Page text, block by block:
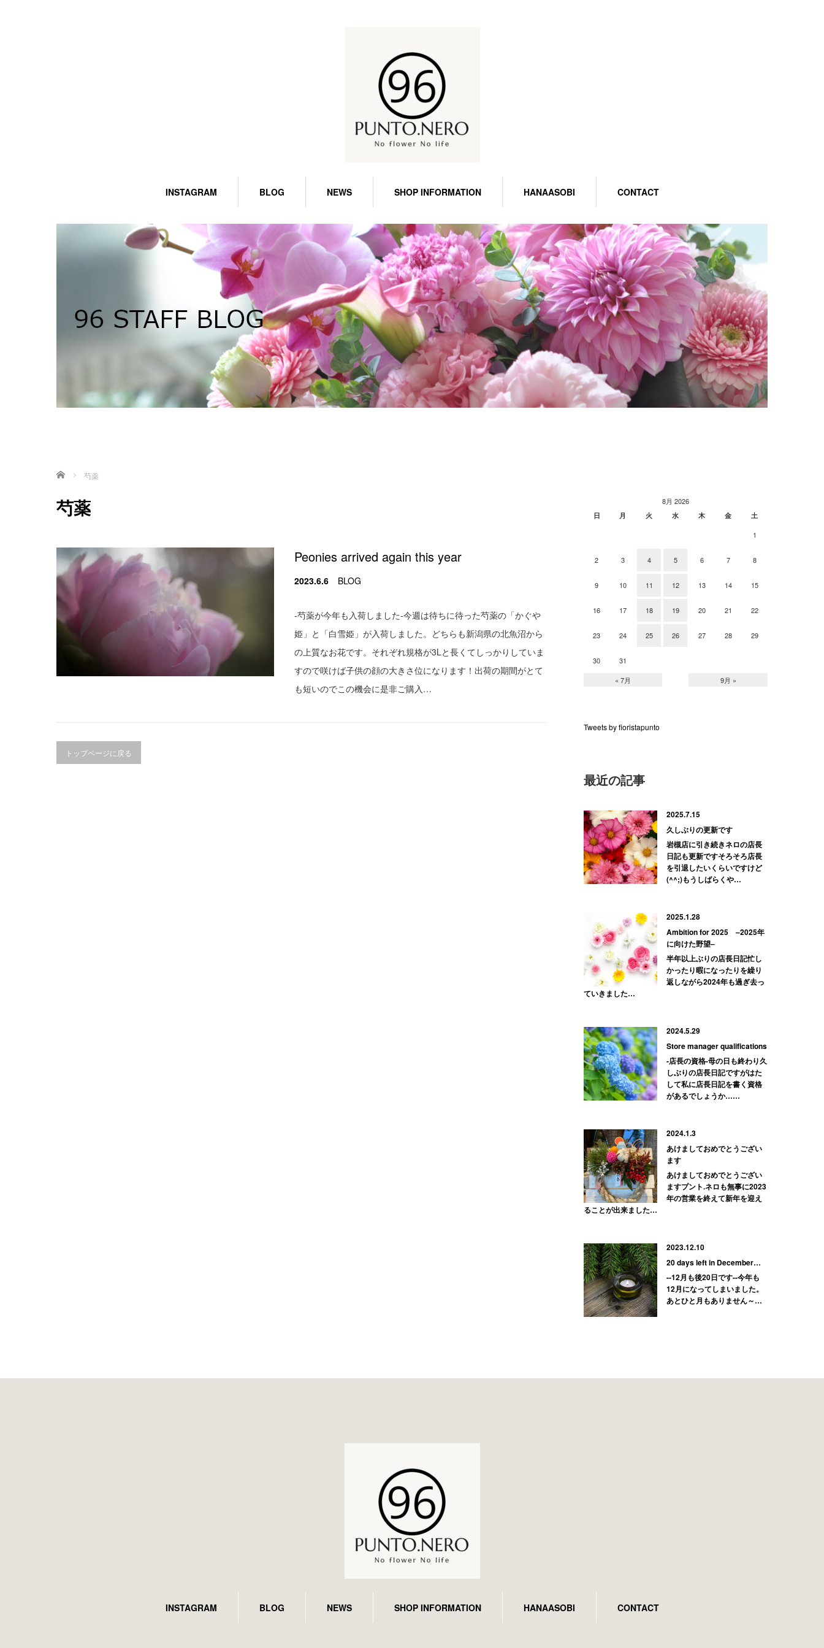
INSTAGRAM BLOG NEWS SHOP INFORMATION HANAASOBI CONTACT
ホーム 芍薬
芍薬
Peonies arrived again this year
2023.6.6 BLOG
-芍薬が今年も入荷しました-今週は待ちに待った芍薬の「かぐや
姫」と「白雪姫」が入荷しました。どちらも新潟県の北魚沼から
の上質なお花です。それぞれ規格が3Lと長くてしっかりしていま
すので咲けば子供の顔の大きさ位になります！出荷の期間がとて
も短いのでこの機会に是非ご購入…
トップページに戻る
8月 2026
日 月 火 水 木 金 土
1
2 3 4 5 6 7 8
9 10 11 12 13 14 15
16 17 18 19 20 21 22
23 24 25 26 27 28 29
30
31
« 7月
9月 »
Tweets by fioristapunto
最近の記事
2025.7.15
久しぶりの更新です
岩槻店に引き続きネロの店長
日記も更新ですそろそろ店長
を引退したいくらいですけど
(^^;)もうしばらくや…
2025.1.28
Ambition for 2025 –2025年
に向けた野望–
半年以上ぶりの店長日記忙し
かったり暇になったりを繰り
返しながら2024年も過ぎ去っ
ていきました…
2024.5.29
Store manager qualifications
-店長の資格-母の日も終わり久
しぶりの店長日記ですがはた
して私に店長日記を書く資格
があるでしょうか……
2024.1.3
あけましておめでとうござい
ます
あけましておめでとうござい
ますプント.ネロも無事に2023
年の営業を終えて新年を迎え
ることが出来ました…
2023.12.10
20 days left in December…
--12月も後20日です--今年も
12月になってしまいました。
あとひと月もありません～…
INSTAGRAM BLOG NEWS SHOP INFORMATION HANAASOBI CONTACT